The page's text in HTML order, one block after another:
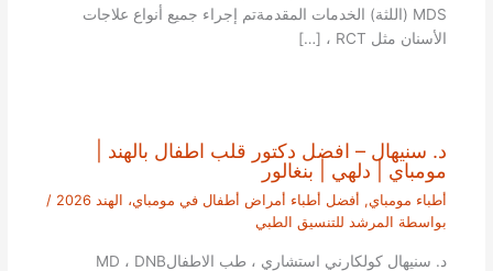
MDS (اللثة) الخدمات المقدمةتم إجراء جميع أنواع علاجات
الأسنان مثل RCT ، […]
د. سنيهال – افضل دكتور قلب اطفال بالهند |
مومباي | دلهي | بنغالور
أطباء مومباي, أفضل أطباء أمراض أطفال في مومباي، الهند 2026
/
بواسطة المرشد للتنسيق الطبي
د. سنيهال كولكارني استشاري ، طب الاطفالMD ، DNB